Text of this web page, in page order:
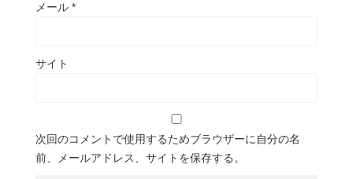
メール *
サイト
次回のコメントで使用するためブラウザーに自分の名
前、メールアドレス、サイトを保存する。